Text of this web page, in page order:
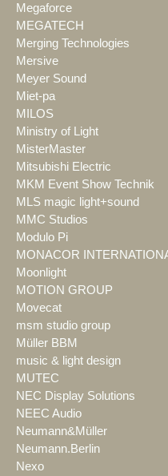
Megaforce
MEGATECH
Merging Technologies
Mersive
Meyer Sound
Miet-pa
MILOS
Ministry of Light
MisterMaster
Mitsubishi Electric
MKM Event Show Technik
MLS magic light+sound
MMC Studios
Modulo Pi
MONACOR
Moonlight
MOTION GROUP
Movecat
msm studio group
Müller BBM
music & light design
MUTEC
NEC Display Solutions
NEEC Audio
Neumann&Müller
Neumann.Berlin
Nexo